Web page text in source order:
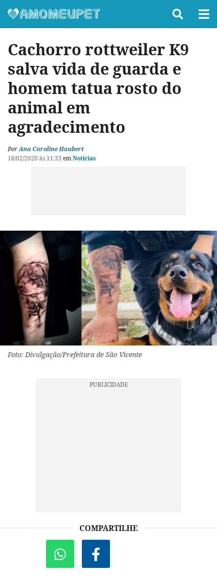
Cachorro rottweiler K9
salva vida de guarda e
homem tatua rosto do
animal em
agradecimento
PorAna Caroline Haubert
18/02/2020 às 11:33 emNotícias
Foto: Divulgação/Prefeitura de São Vicente
COMPARTILHE